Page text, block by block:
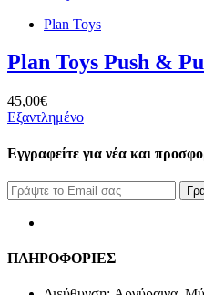
Plan Toys
Plan Toys Push &
45,00€
Εξαντλημένο
Εγγραφείτε για νέα και
ΠΛΗΡΟΦΟΡΙΕΣ